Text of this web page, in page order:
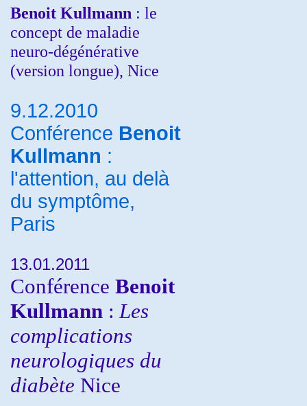
Benoit Kullmann : le
concept de maladie
neuro-dégénérative
(version longue), Nice
9.12.2010
Conférence Benoit
Kullmann :
l'attention, au delà
du symptôme,
Paris
13.01.2011
Conférence Benoit
Kullmann : Les
complications
neurologiques du
diabète Nice